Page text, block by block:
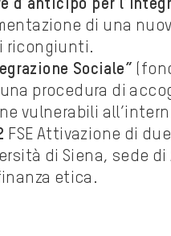
d’anticipo per
di una
ricongiunti.
Sociale”
procedura di
vulnerabili
FSE Attivazione di
di Siena, sede
etica.